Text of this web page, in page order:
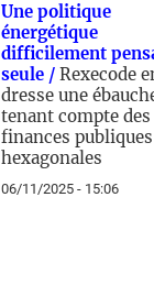
Une politique
énergétique
difficilement
seule / Rexecode
dresse une
tenant compte des
finances publiques
hexagonales
06/11/2025 - 15:06